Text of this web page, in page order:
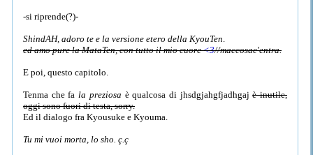
-si riprende(?)-
ShindAH, adoro te e la versione etero della KyouTen
ed amo pure la MataTen, con tutto il mio cuore<3//maccosac'entra.
E poi, questo capitolo.
Tenma che fa la preziosa è qualcosa di jhsdgjahgfjadhgajè inutile,
oggi sono fuori di testa, sorry.
Ed il dialogo fra Kyousuke e Kyouma.
Tu mi vuoi morta, lo sho. ç.ç